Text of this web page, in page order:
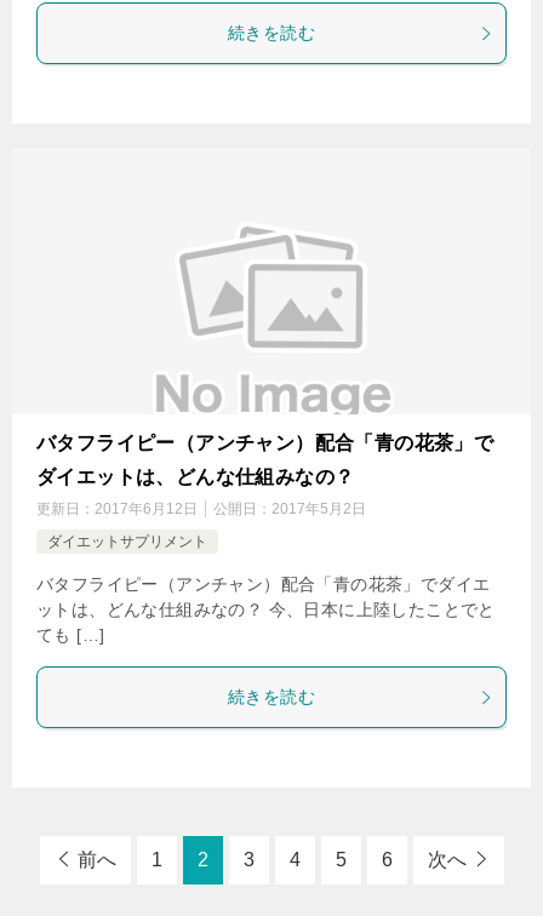
続きを読む
バタフライピー（アンチャン）配合「青の花茶」で
ダイエットは、どんな仕組みなの？
更新日： 2017年6月12日 公開日： 2017年5月2日
ダイエットサプリメント
バタフライピー（アンチャン）配合「青の花茶」でダイエ
ットは、どんな仕組みなの？ 今、日本に上陸したことでと
ても […]
続きを読む
前へ 1 2 3 4 5 6 次へ